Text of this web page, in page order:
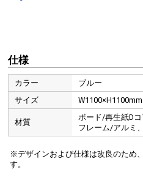
仕様
カラー
ブルー
サイズ
W1100×H1100mm
材質
ボード/再生紙Dコ
フレーム/アルミ
※デザインおよび仕様は改良のため
す。